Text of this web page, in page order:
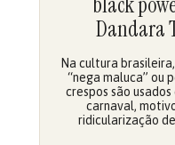
Dandara
Na cultura
“nega maluca” ou
crespos são
carnaval,
ridicularização